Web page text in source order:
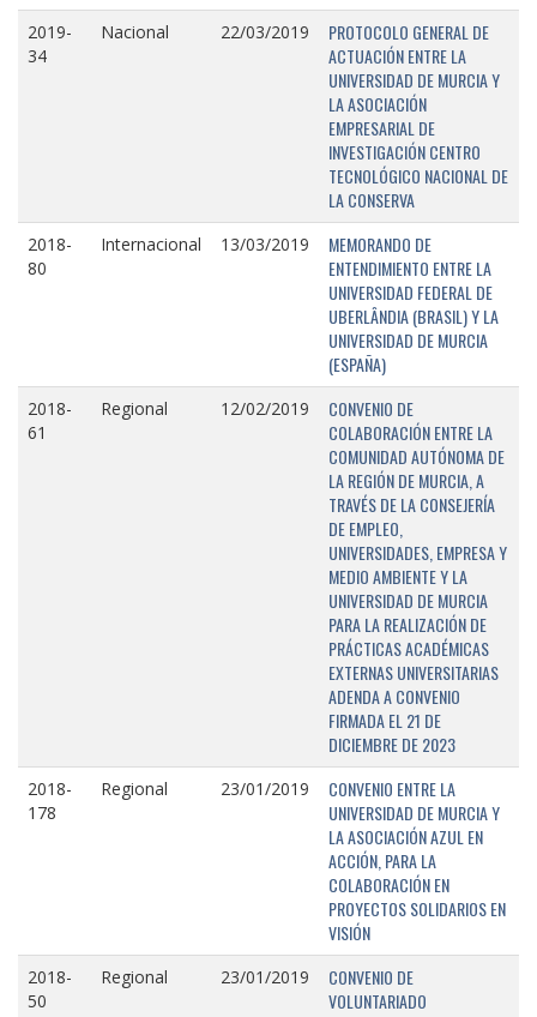
2019-
34
Nacional 22/03/2019
PROTOCOLO GENERAL DE
ACTUACIÓN ENTRE LA
UNIVERSIDAD DE MURCIA Y
LA ASOCIACIÓN
EMPRESARIAL DE
INVESTIGACIÓN CENTRO
TECNOLÓGICO NACIONAL DE
LA CONSERVA
2018-
80
Internacional 13/03/2019
MEMORANDO DE
ENTENDIMIENTO ENTRE LA
UNIVERSIDAD FEDERAL DE
UBERLÂNDIA (BRASIL) Y LA
UNIVERSIDAD DE MURCIA
(ESPAÑA)
2018-
61
Regional 12/02/2019
CONVENIO DE
COLABORACIÓN ENTRE LA
COMUNIDAD AUTÓNOMA DE
LA REGIÓN DE MURCIA, A
TRAVÉS DE LA CONSEJERÍA
DE EMPLEO,
UNIVERSIDADES, EMPRESA Y
MEDIO AMBIENTE Y LA
UNIVERSIDAD DE MURCIA
PARA LA REALIZACIÓN DE
PRÁCTICAS ACADÉMICAS
EXTERNAS UNIVERSITARIAS
ADENDA A CONVENIO
FIRMADA EL 21 DE
DICIEMBRE DE 2023
2018-
178
Regional 23/01/2019
CONVENIO ENTRE LA
UNIVERSIDAD DE MURCIA Y
LA ASOCIACIÓN AZUL EN
ACCIÓN, PARA LA
COLABORACIÓN EN
PROYECTOS SOLIDARIOS EN
VISIÓN
2018-
50
Regional 23/01/2019
CONVENIO DE
VOLUNTARIADO